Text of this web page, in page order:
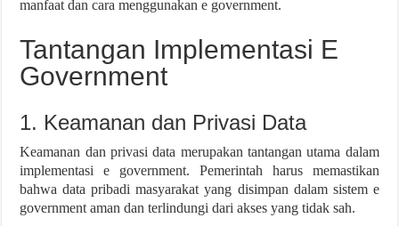
manfaat dan cara menggunakan e government.
Tantangan Implementasi E
Government
1. Keamanan dan Privasi Data
Keamanan dan privasi data merupakan tantangan utama dalam
implementasi e government. Pemerintah harus memastikan
bahwa data pribadi masyarakat yang disimpan dalam sistem e
government aman dan terlindungi dari akses yang tidak sah.